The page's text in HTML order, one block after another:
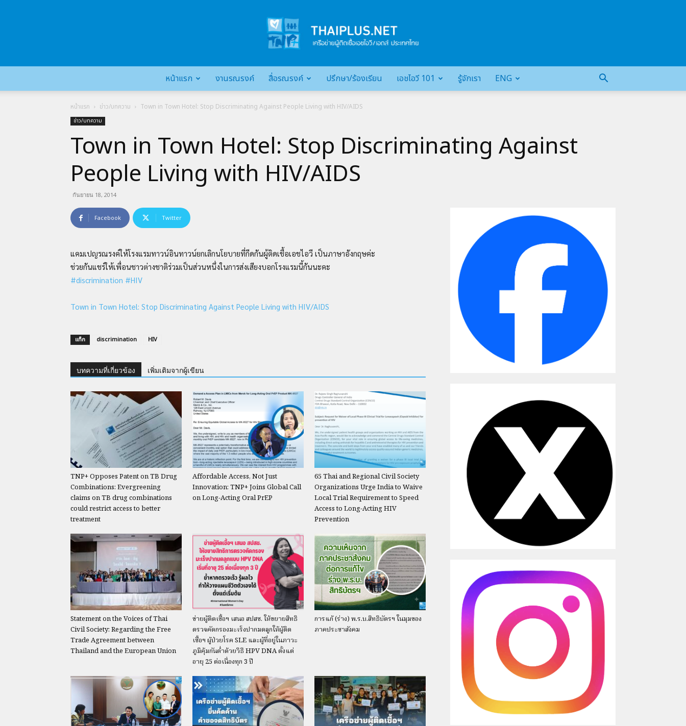
เครือ
ข่าย
เอ
ช
ไอวี/
เอดส์
ประเทศไทย
หน้าแรก งานรณรงค์ สื่อรณรงค์ ปรึกษา/ร้องเรียน เอชไอวี 101 รู้จักเรา ENG
หน้าแรก ข่าว/บทความ Town in Town Hotel: Stop Discriminating Against People Living with HIV/AIDS
ข่าว/บทความ
Town in Town Hotel: Stop Discriminating Against
People Living with HIV/AIDS
กันยายน 18, 2014
Facebook Twitter
แคมเปญรณรงค์ให้โรงแรมทาวน์อินทาวน์ยกเลิกนโยบายที่กีดกันผู้ติดเชื้อเอชไอวี เป็นภาษาอังกฤษค่ะ
ช่วยกันแชร์ให้เพื่อนชาวต่างชาติร่วมเป็นส่วนหนึ่งในการส่งเสียงบอกโรงแรมนี้กันนะคะ
#discrimination #HIV
Town in Town Hotel: Stop Discriminating Against People Living with HIV/AIDS
แท็ก discrimination HIV
บทความที่เกี่ยวข้อง เพิ่มเติมจากผู้เขียน
TNP+ Opposes Patent on TB Drug
Combinations: Evergreening
claims on TB drug combinations
could restrict access to better
treatment
Affordable Access, Not Just
Innovation: TNP+ Joins Global Call
on Long-Acting Oral PrEP
65 Thai and Regional Civil Society
Organizations Urge India to Waive
Local Trial Requirement to Speed
Access to Long-Acting HIV
Prevention
Statement on the Voices of Thai
Civil Society: Regarding the Free
Trade Agreement between
Thailand and the European Union
ข่ายผู้ติดเชื้อฯ เสนอ สปสช. ให้ขยายสิทธิ
ตรวจคัดกรองมะเร็งปากมดลูกให้ผู้ติด
เชื้อฯ ผู้ป่วยโรค SLE และผู้ที่อยู่ในภาวะ
ภูมิคุ้มกันต่ำด้วยวิธี HPV DNA ตั้งแต่
อายุ 25 ต่อเนื่องทุก 3 ปี
การแก้ (ร่าง) พ.ร.บ.สิทธิบัตรฯ ในมุมของ
ภาคประชาสังคม